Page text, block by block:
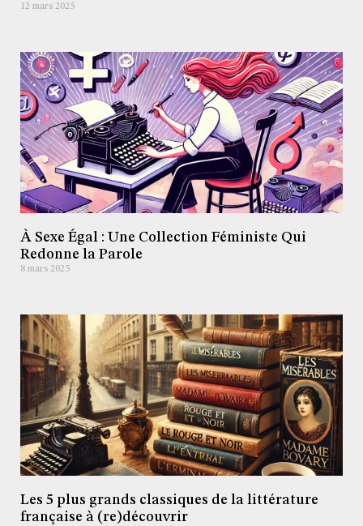
12 mars 2025
À Sexe Égal : Une Collection Féministe Qui
Redonne la Parole
8 mars 2025
Les 5 plus grands classiques de la littérature
française à (re)découvrir